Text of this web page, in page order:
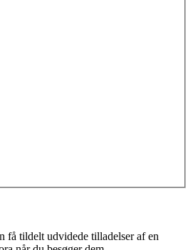
få tildelt udvidede tilladelser af en